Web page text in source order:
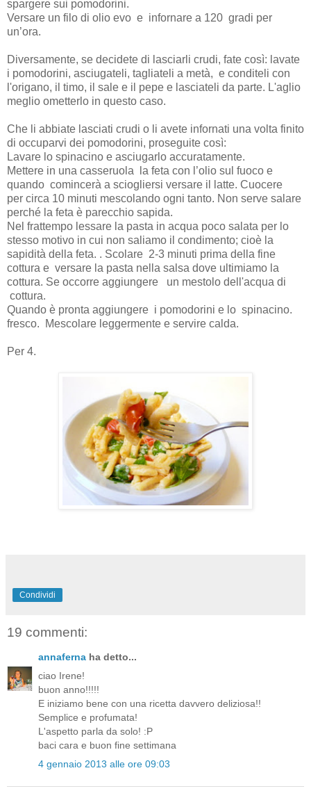
spargere sui pomodorini.
Versare un filo di olio evo e infornare a 120 gradi per
un’ora.
Diversamente, se decidete di lasciarli crudi, fate così: lavate
i pomodorini, asciugateli, tagliateli a metà, e conditeli con
l'origano, il timo, il sale e il pepe e lasciateli da parte. L'aglio
meglio ometterlo in questo caso.
Che li abbiate lasciati crudi o li avete infornati una volta finito
di occuparvi dei pomodorini, proseguite così:
Lavare lo spinacino e asciugarlo accuratamente.
Mettere in una casseruola la feta con l’olio sul fuoco e
quando comincerà a sciogliersi versare il latte. Cuocere
per circa 10 minuti mescolando ogni tanto. Non serve salare
perché la feta è parecchio sapida.
Nel frattempo lessare la pasta in acqua poco salata per lo
stesso motivo in cui non saliamo il condimento; cioè la
sapidità della feta. . Scolare 2-3 minuti prima della fine
cottura e versare la pasta nella salsa dove ultimiamo la
cottura. Se occorre aggiungere un mestolo dell'acqua di
cottura.
Quando è pronta aggiungere i pomodorini e lo spinacino.
fresco. Mescolare leggermente e servire calda.
Per 4.
Condividi
19 commenti:
annaferna ha detto...
ciao Irene!
buon anno!!!!!
E iniziamo bene con una ricetta davvero deliziosa!!
Semplice e profumata!
L'aspetto parla da solo! :P
baci cara e buon fine settimana
4 gennaio 2013 alle ore 09:03